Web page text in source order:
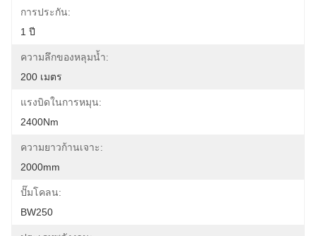
การประกัน:
1 ปี
ความลึกของหลุมน้ำ:
200 เมตร
แรงบิดในการหมุน:
2400Nm
ความยาวก้านเจาะ:
2000mm
ปั๊มโคลน:
BW250